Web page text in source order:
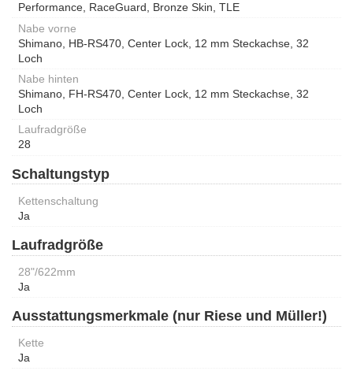
Performance, RaceGuard, Bronze Skin, TLE
Nabe vorne
Shimano, HB-RS470, Center Lock, 12 mm Steckachse, 32
Loch
Nabe hinten
Shimano, FH-RS470, Center Lock, 12 mm Steckachse, 32
Loch
Laufradgröße
28
Schaltungstyp
Kettenschaltung
Ja
Laufradgröße
28"/622mm
Ja
Ausstattungsmerkmale (nur Riese und Müller!)
Kette
Ja